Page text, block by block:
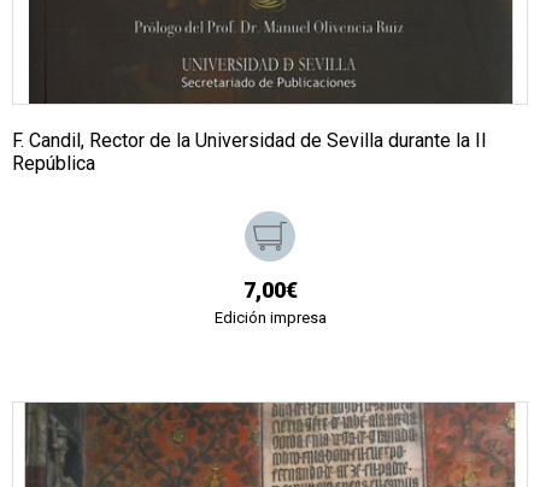
F. Candil, Rector de la Universidad de Sevilla durante la II
República
7,00€
Edición impresa